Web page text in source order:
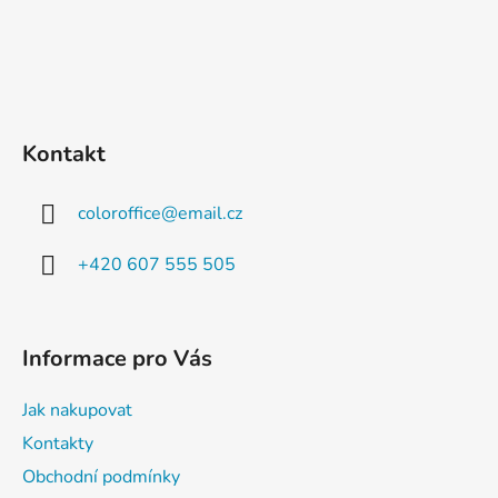
Kontakt
coloroffice@email.cz
+420 607 555 505
Informace pro Vás
Jak nakupovat
Kontakty
Obchodní podmínky